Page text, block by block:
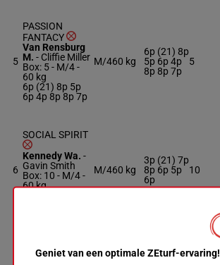
5
PASSION
FANTACY
Van Rensburg
M. - Cliffie Miller
Box: 5 - M/4 -
60 kg
6p (21) 8p 5p
6p 4p 8p 8p 7p
M/460 kg
6p (21) 8p
5p 6p 4p
8p 8p 7p
5
6
SOCIAL SPIRIT
Kennedy Wa. -
Gavin Smith
Box: 10 - M/4 -
60 kg
M/460 kg
3p (21) 7p
8p 6p 5p
6p
10
FABGeniet van een optimale ZEturf-ervaring!